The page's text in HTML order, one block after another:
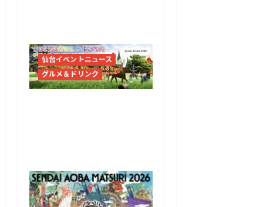
仙台イベントニュース
グルメ＆ドリンク